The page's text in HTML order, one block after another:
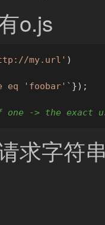
o.js
my.url' )
eq 'foobar'` });
-> the exact
求字符